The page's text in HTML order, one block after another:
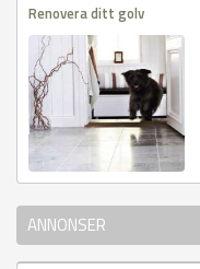
Renovera ditt golv
ANNONSER